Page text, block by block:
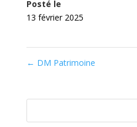
Posté le
13 février 2025
← DM Patrimoine